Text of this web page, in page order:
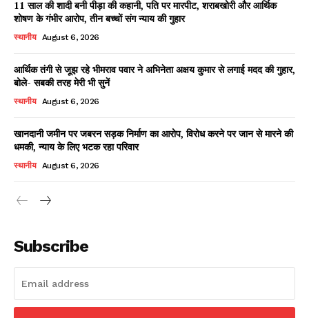
11 साल की शादी बनी पीड़ा की कहानी, पति पर मारपीट, शराबखोरी और आर्थिक
शोषण के गंभीर आरोप, तीन बच्चों संग न्याय की गुहार
स्थानीय August 6, 2026
आर्थिक तंगी से जूझ रहे भीमराव पवार ने अभिनेता अक्षय कुमार से लगाई मदद की गुहार,
बोले- सबकी तरह मेरी भी सुनें
स्थानीय August 6, 2026
खानदानी जमीन पर जबरन सड़क निर्माण का आरोप, विरोध करने पर जान से मारने की
धमकी, न्याय के लिए भटक रहा परिवार
स्थानीय August 6, 2026
Subscribe